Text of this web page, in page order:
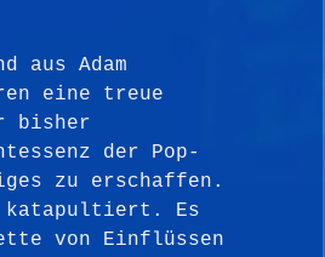
aus Adam
eine treue
bisher
der Pop-
zu erschaffen.
katapultiert. Es
von Einflüssen